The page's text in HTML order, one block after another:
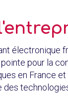
électronique
pour la
en France
des